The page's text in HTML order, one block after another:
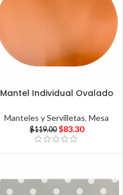
Mantel Individual Ovalado
Manteles y Servilletas,Mesa
$119.00 $83.30